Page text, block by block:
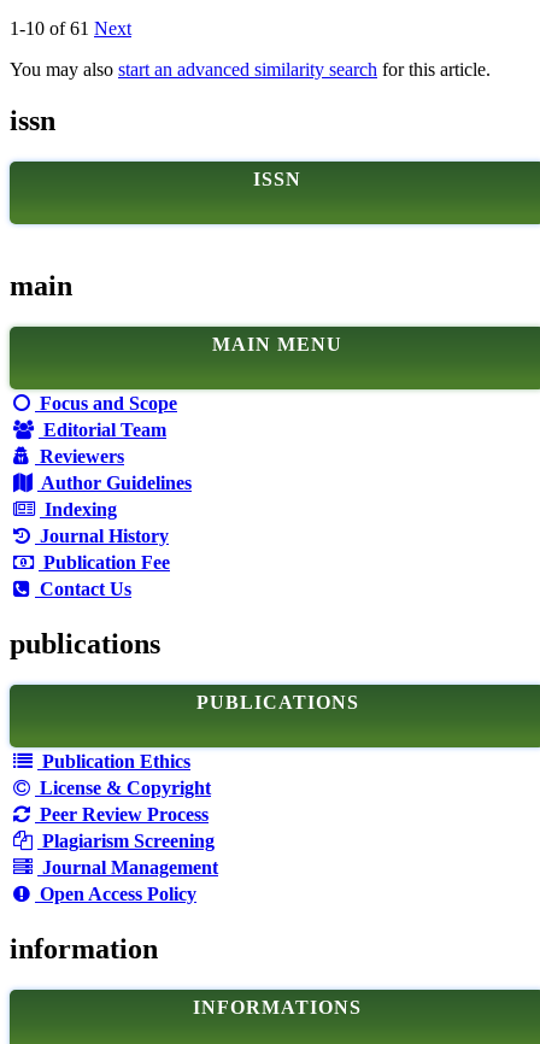
1-10 of 61 Next
You may also start an advanced similarity search for this article.
issn
ISSN
main
MAIN MENU
Focus and Scope
Editorial Team
Reviewers
Author Guidelines
Indexing
Journal History
Publication Fee
Contact Us
publications
PUBLICATIONS
Publication Ethics
License & Copyright
Peer Review Process
Plagiarism Screening
Journal Management
Open Access Policy
information
INFORMATIONS